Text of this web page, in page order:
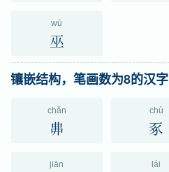
wū
巫
镶嵌结构，笔画数为8的汉字
chǎn
丳
chù
豖
jiān lái